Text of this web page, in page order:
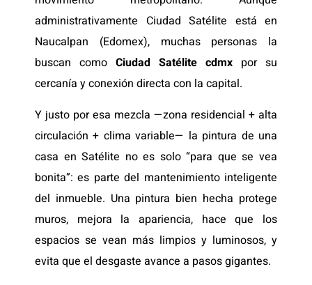
administrativamente Ciudad Satélite está en
Naucalpan (Edomex), muchas personas la
buscan como Ciudad Satélite cdmx por su
cercanía y conexión directa con la capital.
Y justo por esa mezcla —zona residencial + alta
circulación + clima variable— la pintura de una
casa en Satélite no es solo “para que se vea
bonita”: es parte del mantenimiento inteligente
del inmueble. Una pintura bien hecha protege
muros, mejora la apariencia, hace que los
espacios se vean más limpios y luminosos, y
evita que el desgaste avance a pasos gigantes.